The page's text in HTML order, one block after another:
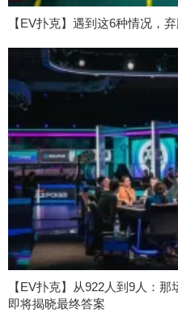
【EV扑克】遇到这6种情况，
【EV扑克】从922人到9人：
即将揭晓最终答案